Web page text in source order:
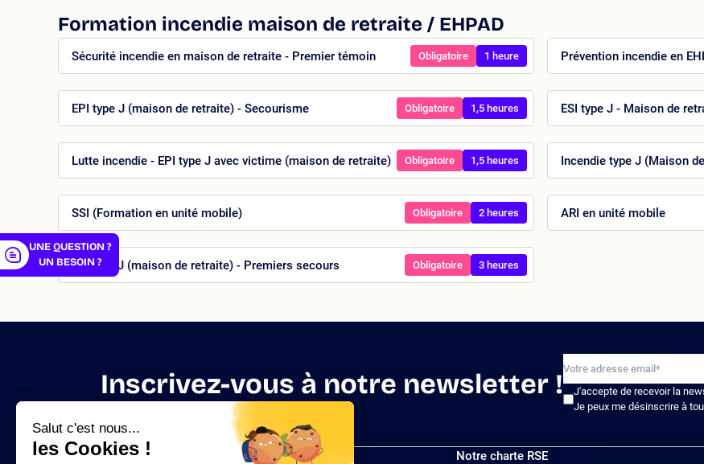
Salut c'est nous...
les Cookies !
Formation incendie maison de retraite / EHPAD
Sécurité incendie en maison de retraite - Premier témoin Obligatoire 1 heure
EPI type J (maison de retraite) - Secourisme Obligatoire 1,5 heures
Lutte incendie - EPI type J avec victime (maison de retraite) Obligatoire 1,5 heures
SSI (Formation en unité mobile) Obligatoire 2 heures
ESI type J (maison de retraite) - Premiers secours Obligatoire 3 heures
Prévention incendie en
ESI type J - Maison de
Incendie type J (Maison
ARI en unité mobile
UNE QUESTION ?
UN BESOIN ?
Inscrivez-vous à notre newsletter !
J'accepte de recevoir la
Je peux me désinscrire à
Notre catalogue de formations Notre charte RSE